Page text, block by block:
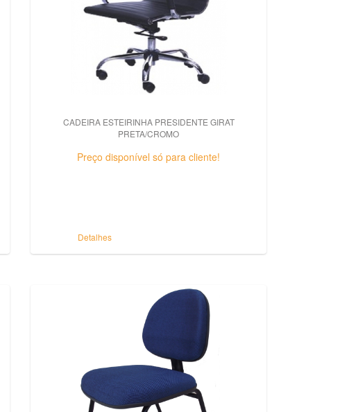
CADEIRA ESTEIRINHA PRESIDENTE GIRAT
PRETA/CROMO
Preço disponível só para cliente!
Detalhes